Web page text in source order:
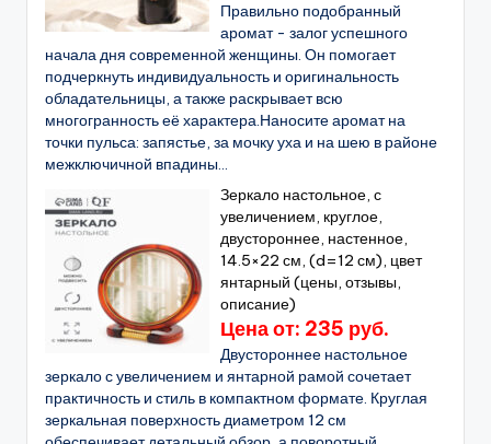
Правильно подобранный
аромат - залог успешного
начала дня современной женщины. Он помогает
подчеркнуть индивидуальность и оригинальность
обладательницы, а также раскрывает всю
многогранность её характера.Наносите аромат на
точки пульса: запястье, за мочку уха и на шею в районе
межключичной впадины...
Зеркало настольное, с
увеличением, круглое,
двустороннее, настенное,
14.5×22 см, (d=12 см), цвет
янтарный (цены, отзывы,
описание)
Цена от: 235 руб.
Двустороннее настольное
зеркало с увеличением и янтарной рамой сочетает
практичность и стиль в компактном формате. Круглая
зеркальная поверхность диаметром 12 см